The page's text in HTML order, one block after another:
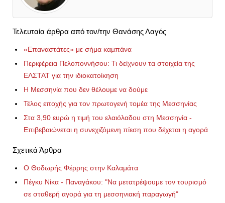
Τελευταία άρθρα από τον/την Θανάσης Λαγός
«Επαναστάτες» με σήμα καμπάνα
Περιφέρεια Πελοποννήσου: Τι δείχνουν τα στοιχεία της
ΕΛΣΤΑΤ για την ιδιοκατοίκηση
Η Μεσσηνία που δεν θέλουμε να δούμε
Τέλος εποχής για τον πρωτογενή τομέα της Μεσσηνίας
Στα 3,90 ευρώ η τιμή του ελαιόλαδου στη Μεσσηνία -
Επιβεβαιώνεται η συνεχιζόμενη πίεση που δέχεται η αγορά
Σχετικά Άρθρα
Ο Θοδωρής Φέρρης στην Καλαμάτα
Πέγκυ Νίκα - Παναγάκου: "Να μετατρέψουμε τον τουρισμό
σε σταθερή αγορά για τη μεσσηνιακή παραγωγή"